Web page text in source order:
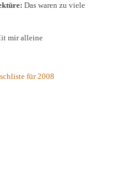
Das waren zu viele
mir alleine
für 2008